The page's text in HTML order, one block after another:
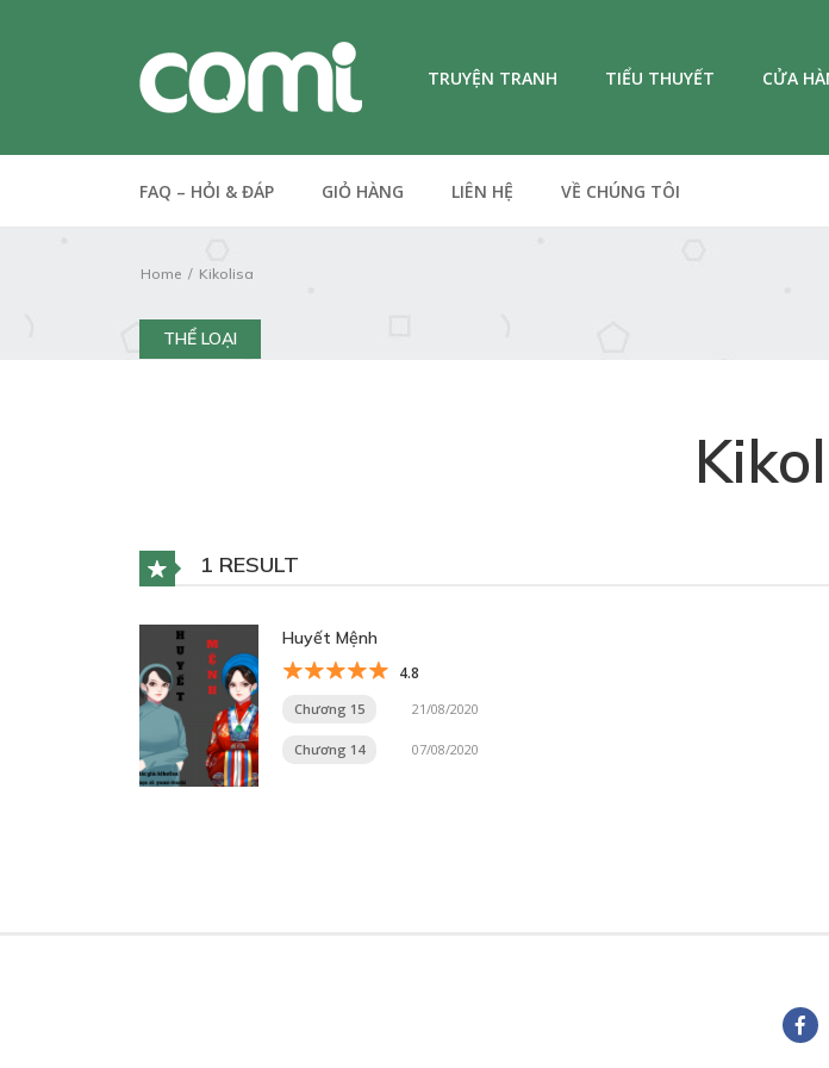
TRUYỆN TRANH TIỂU THUYẾT CỬA
FAQ – HỎI & ĐÁP GIỎ HÀNG LIÊN HỆ VỀ CHÚNG TÔI
Home Kikolisa
THỂ LOẠI
1 RESULT
Huyết Mệnh
4.8
Chương 15 21/08/2020
Chương 14 07/08/2020